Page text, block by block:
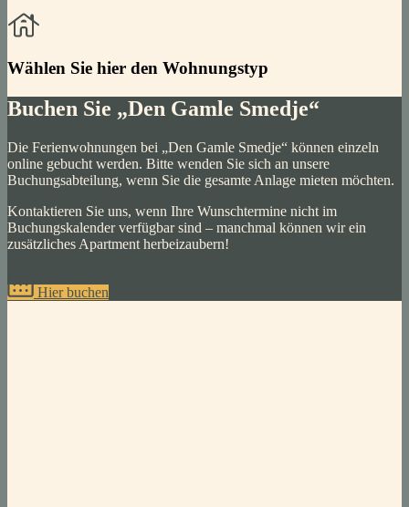
Wählen Sie hier den Wohnungstyp
Buchen Sie „Den Gamle Smedje“
Die Ferienwohnungen bei „Den Gamle Smedje“ können einzeln
online gebucht werden. Bitte wenden Sie sich an unsere
Buchungsabteilung, wenn Sie die gesamte Anlage mieten möchten.
Kontaktieren Sie uns, wenn Ihre Wunschtermine nicht im
Buchungskalender verfügbar sind – manchmal können wir ein
zusätzliches Apartment herbeizaubern!
Hier buchen